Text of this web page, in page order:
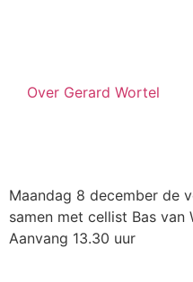
Over Gerard Wortel
Maandag 8 december de
samen met cellist Bas van
Aanvang 13.30 uur